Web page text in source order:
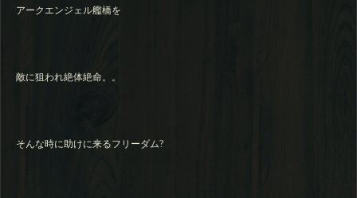
アークエンジェル艦橋を
敵に狙われ絶体絶命。。
そんな時に助けに来るフリーダム?